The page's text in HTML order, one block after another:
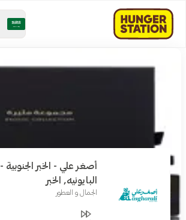
أصغر علي - الخبر الجنوبية -
البايونيه, الخبر
الجمال و العطور